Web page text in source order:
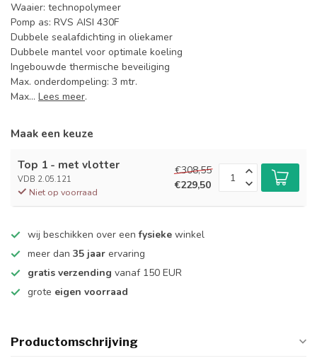
Waaier: technopolymeer
Pomp as: RVS AISI 430F
Dubbele sealafdichting in oliekamer
Dubbele mantel voor optimale koeling
Ingebouwde thermische beveiliging
Max. onderdompeling: 3 mtr.
Max... Lees meer.
Maak een keuze
Top 1 - met vlotter
VDB 2.05.121
Niet op voorraad
€308,55
€229,50
wij beschikken over eenfysieke winkel
meer dan 35 jaar ervaring
gratis verzending vanaf 150 EUR
grote eigen voorraad
Productomschrijving